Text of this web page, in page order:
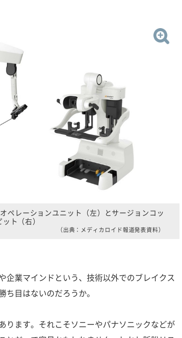
レーションユニット（左）とサージョンコッ
ト（右）
（出典：メディカロイド報道発表資料）
業マインドという、技術以外でのブレイクス
目はないのだろうか。
ります。それこそソニーやパナソニックなどが